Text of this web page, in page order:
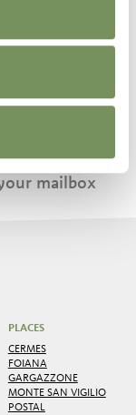
mailbox
PLACES
CERMES
FOIANA
GARGAZZONE
MONTE SAN VIGILIO
POSTAL